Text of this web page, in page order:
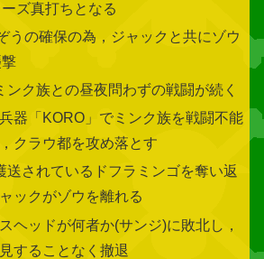
ズ真打ちとなる
うの確保の為，ジャックと共にゾウ
ク族との昼夜問わずの戦闘が続く
「KORO」でミンク族を戦闘不能
クラウ都を攻め落とす
されているドフラミンゴを奪い返
ックがゾウを離れる
ッドが何者か(サンジ)に敗北し，
することなく撤退